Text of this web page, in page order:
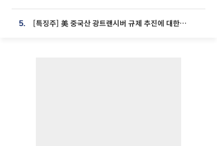
5. [특징주] 美 중국산 광트랜시버 규제 추진에 대한광통신 등 광통신株 강세